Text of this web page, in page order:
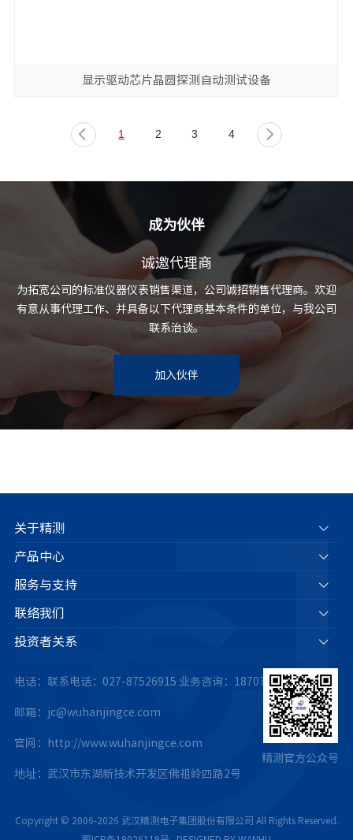
显示驱动芯片晶圆探测自动测试设备
1 2 3 4
成为伙伴
诚邀代理商
为拓宽公司的标准仪器仪表销售渠道，公司诚招销售代理商。欢迎
有意从事代理工作、并具备以下代理商基本条件的单位，与我公司
联系治谈。
加入伙伴
关于精测
产品中心
服务与支持
联络我们
投资者关系
电话：联系电话：027-87526915 业务咨询：18707175063
邮箱：jc@wuhanjingce.com
官网：http://www.wuhanjingce.com
地址：武汉市东湖新技术开发区佛祖岭四路2号
精测官方公众号
Copyright © 2006-2026 武汉精测电子集团股份有限公司 All Rights Reserved.